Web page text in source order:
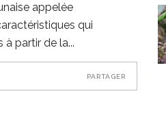
appelée
qui
à partir de la
PARTAGER